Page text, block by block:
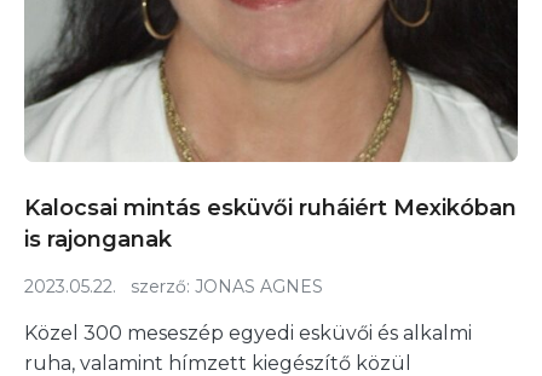
Kalocsai mintás esküvői ruháiért Mexikóban
is rajonganak
2023.05.22. szerző: JONAS AGNES
Közel 300 meseszép egyedi esküvői és alkalmi
ruha, valamint hímzett kiegészítő közül